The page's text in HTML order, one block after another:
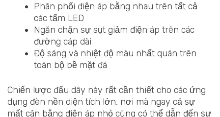
Phân phối điện áp bằng nhau trên tất cả
các tấm LED
Ngăn chặn sự sụt giảm điện áp trên các
đường cáp dài
Độ sáng và nhiệt độ màu nhất quán trên
toàn bộ bề mặt đá
Chiến lược đấu dây này rất cần thiết cho các ứng
dụng đèn nền diện tích lớn, nơi mà ngay cả sự
mất cân bằng điện áp nhỏ cũng có thể dẫn đến sự